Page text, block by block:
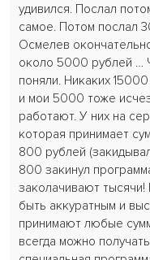
удивился. Послал
самое. Потом послал
Осмелев
около 5000 рублей …
поняли. Никаких
и мои 5000 тоже
работают. У них на
которая принимает
800 рублей
800 закинул
заколачивают
быть аккуратным и
принимают любые
всегда можно